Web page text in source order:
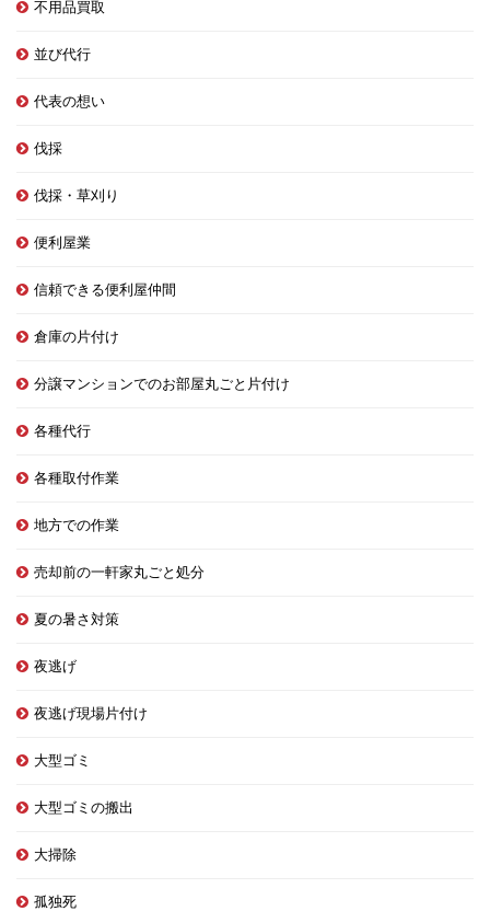
不用品買取
並び代行
代表の想い
伐採
伐採・草刈り
便利屋業
信頼できる便利屋仲間
倉庫の片付け
分譲マンションでのお部屋丸ごと片付け
各種代行
各種取付作業
地方での作業
売却前の一軒家丸ごと処分
夏の暑さ対策
夜逃げ
夜逃げ現場片付け
大型ゴミ
大型ゴミの搬出
大掃除
孤独死